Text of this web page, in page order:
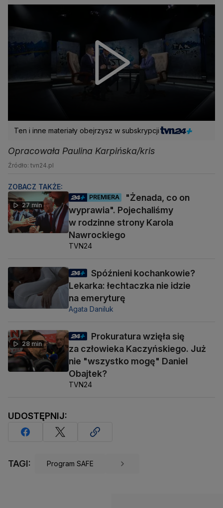
Ten i inne materiały obejrzysz w subskrypcji
Opracowała Paulina Karpińska/kris
Źródło: tvn24.pl
ZOBACZ TAKŻE:
27 min
PREMIERA
"Żenada, co on
wyprawia". Pojechaliśmy
w rodzinne strony Karola
Nawrockiego
TVN24
Spóźnieni kochankowie?
Lekarka: łechtaczka nie idzie
na emeryturę
Agata Daniluk
28 min
Prokuratura wzięła się
za człowieka Kaczyńskiego. Już
nie "wszystko mogę" Daniel
Obajtek?
TVN24
UDOSTĘPNIJ:
TAGI: Program SAFE